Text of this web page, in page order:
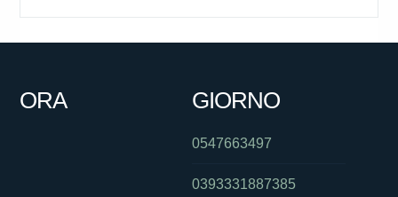
ORA GIORNO
0547663497
0393331887385